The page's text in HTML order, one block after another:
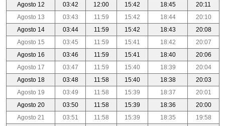
Agosto 12
03:42 12:00 15:42 18:45
20:11
Agosto 13
03:43 11:59 15:42 18:44
20:10
Agosto 14
03:44 11:59 15:42 18:43
20:08
Agosto 15
03:45 11:59 15:41 18:42
20:07
Agosto 16
03:46 11:59 15:41 18:40
20:06
Agosto 17
03:47 11:59 15:40 18:39
20:04
Agosto 18
03:48 11:58 15:40 18:38
20:03
Agosto 19
03:49 11:58 15:39 18:37
20:01
Agosto 20
03:50 11:58 15:39 18:36
20:00
Agosto 21
03:51 11:58 15:39 18:35
19:58